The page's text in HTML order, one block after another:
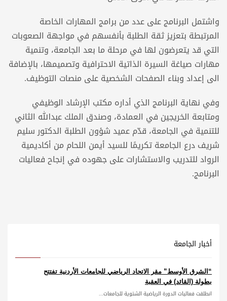
واشتمل البرنامج على عدد من برامج المهارات الخاصة
المرتبطة بتعزيز ثقة الطلبة بأنفسهم في مواجهة الصعوبات
التي قد يتعرضون لها في مرحلة ما بعد الجامعة، وتنمية
مهارات صياغة السيرة الذاتية الاحترافية وتصميمها، بالإضافة
الى إعداد وبناء الصفحات الشخصية على منصات التوظيف.
وفي نهاية البرنامج الذي أداره مكتب الإرشاد الوظيفي
ومتابعة الخريجين في العمادة، وصندق الملك عبدالله الثاني
للتنمية في الجامعة، قدّم عميد شؤون الطلبة الدكتور سليم
شريف درع الجامعة تكريمًا للسيد أيمن اللحام من أكاديمية
الرواد للتدريب والاستشارات على جهوده في إنجاح فعاليات
البرنامج.
أخبار الجامعة
“الشرق الأوسط” مقر الاتحاد الرياضي للجامعات الأردنية تفتتح
بطولة (القائد) في العقبة
انطلقت فعاليات الدورة الرياضية الشتوية للجامعات...